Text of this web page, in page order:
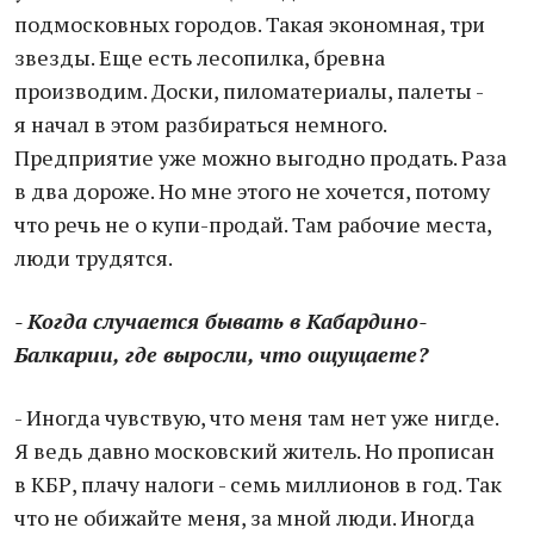
подмосковных городов. Такая экономная, три
звезды. Еще есть лесопилка, бревна
производим. Доски, пиломатериалы, палеты -
я начал в этом разбираться немного.
Предприятие уже можно выгодно продать. Раза
в два дороже. Но мне этого не хочется, потому
что речь не о купи-продай. Там рабочие места,
люди трудятся.
- Когда случается бывать в Кабардино-
Балкарии, где выросли, что ощущаете?
- Иногда чувствую, что меня там нет уже нигде.
Я ведь давно московский житель. Но прописан
в КБР, плачу налоги - семь миллионов в год. Так
что не обижайте меня, за мной люди. Иногда